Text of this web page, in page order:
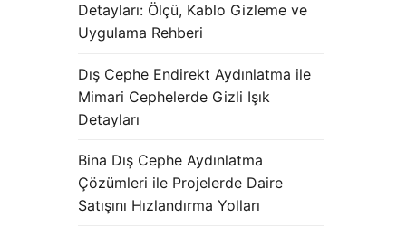
Detayları: Ölçü, Kablo Gizleme ve
Uygulama Rehberi
Dış Cephe Endirekt Aydınlatma ile
Mimari Cephelerde Gizli Işık
Detayları
Bina Dış Cephe Aydınlatma
Çözümleri ile Projelerde Daire
Satışını Hızlandırma Yolları